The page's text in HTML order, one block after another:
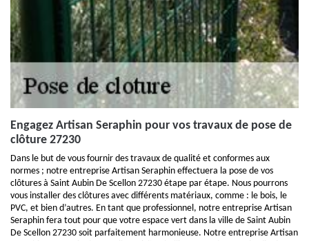
Engagez Artisan Seraphin pour vos travaux de pose de
clôture 27230
Dans le but de vous fournir des travaux de qualité et conformes aux
normes ; notre entreprise Artisan Seraphin effectuera la pose de vos
clôtures à Saint Aubin De Scellon 27230 étape par étape. Nous pourrons
vous installer des clôtures avec différents matériaux, comme : le bois, le
PVC, et bien d’autres. En tant que professionnel, notre entreprise Artisan
Seraphin fera tout pour que votre espace vert dans la ville de Saint Aubin
De Scellon 27230 soit parfaitement harmonieuse. Notre entreprise Artisan